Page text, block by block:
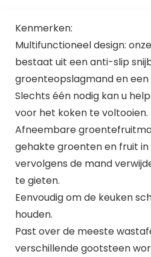
Kenmerken:
Multifunctioneel design:
bestaat uit een anti-slip
groenteopslagmand en
Slechts één nodig kan u
voor het koken te voltooien.
Afneembare
gehakte groenten en fruit
vervolgens de mand
te gieten.
Eenvoudig om de keuken
houden.
Past over de meeste
verschillende gootsteen